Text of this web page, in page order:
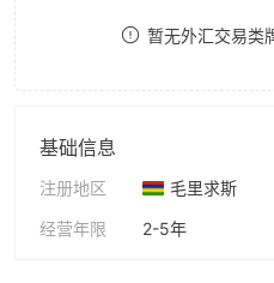
暂无外汇交易类
基础信息
注册地区
毛里求斯
经营年限
2-5年